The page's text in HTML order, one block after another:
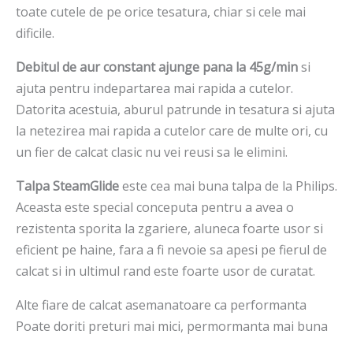
toate cutele de pe orice tesatura, chiar si cele mai
dificile.
Debitul de aur constant ajunge pana la 45g/minsi
ajuta pentru indepartarea mai rapida a cutelor.
Datorita acestuia, aburul patrunde in tesatura si ajuta
la netezirea mai rapida a cutelor care de multe ori, cu
un fier de calcat clasic nu vei reusi sa le elimini.
Talpa SteamGlideeste cea mai buna talpa de la Philips.
Aceasta este special conceputa pentru a avea o
rezistenta sporita la zgariere, aluneca foarte usor si
eficient pe haine, fara a fi nevoie sa apesi pe fierul de
calcat si in ultimul rand este foarte usor de curatat.
Alte fiare de calcat asemanatoare ca performanta
Poate doriti preturi mai mici, permormanta mai buna